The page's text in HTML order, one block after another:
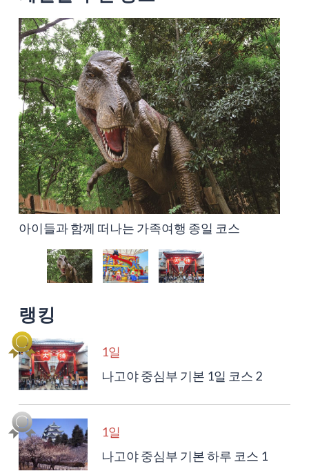
아이들과 함께 떠나는 가족여행 종일 코스
나고야항 지역 1박 2일 레져 코스
나고야 중심부 기본 1일 코스 2
랭킹
1일
나고야 중심부 기본 1일 코스 2
1일
나고야 중심부 기본 하루 코스 1